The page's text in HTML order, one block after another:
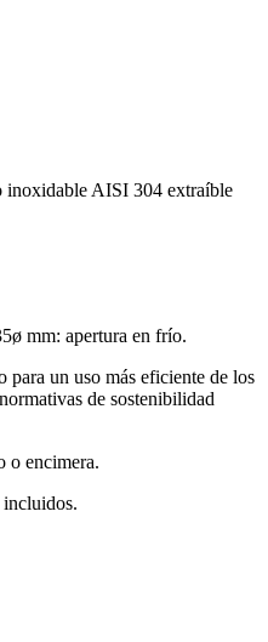
inoxidable AISI 304 extraíble
mm: apertura en frío.
para un uso más eficiente de los
de sostenibilidad
o encimera.